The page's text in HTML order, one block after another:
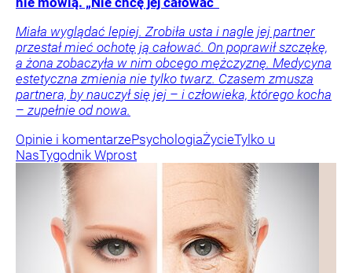
Miała wyglądać lepiej. Zrobiła usta i nagle jej partner
przestał mieć ochotę ją całować. On poprawił szczękę,
a żona zobaczyła w nim obcego mężczyznę. Medycyna
estetyczna zmienia nie tylko twarz. Czasem zmusza
partnera, by nauczył się jej – i człowieka, którego kocha
– zupełnie od nowa.
Opinie i komentarzePsychologiaŻycieTylko u
NasTygodnik Wprost